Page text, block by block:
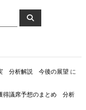
検
索
分析解説 今後の展望 に
得議席予想のまとめ 分析